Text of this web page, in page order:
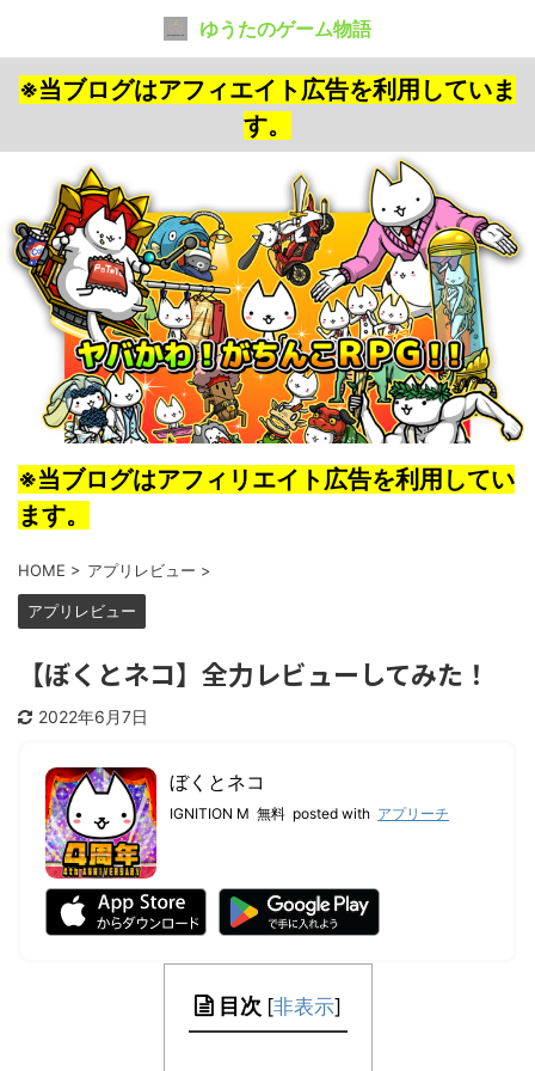
ゆうたのゲーム物語
※当ブログはアフィエイト広告を利用していま
す。
※当ブログはアフィリエイト広告を利用してい
ます。
HOME > アプリレビュー >
アプリレビュー
【ぼくとネコ】全力レビューしてみた！
2022年6月7日
ぼくとネコ
IGNITION M 無料 posted with アプリーチ
目次 [非表示]